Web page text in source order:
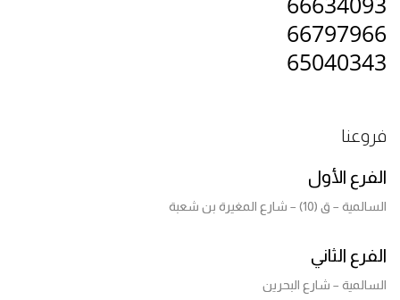
66797966
65040343
فروعنا
الفرع الأول
السالمية – ق (10) – شارع المغيرة بن شعبة
الفرع الثاني
السالمية – شارع البحرين